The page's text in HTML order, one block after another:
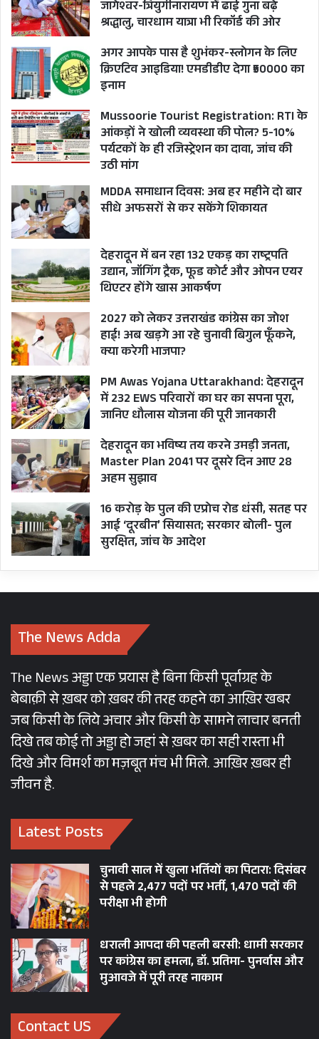
चुपके से मन के एक कोने से
आवाज उठ रही है “न दैन्यं न
पलायनम्” बड़ी उपापोह की
स्थिति में हूंँ, नया वर्ष शायद
रास्ता दिखा दे। मुझे विश्वास
है कि भगवान केदारनाथ जी
इस स्थिति में मेरा मार्गदर्शन
BJP
CM PUSHKAR SINGH DHAMI
CONGRESS
DEVENDRA YADAV
HARAK SINGH RAWAT
HARISH RAWAT
MISSION 2022
PRITAM SINGH
UTTARAKHAND
जागेश्वर-त्रियुगीनारायण में ढाई गुना बढ़े
श्रद्धालु, चारधाम यात्रा भी रिकॉर्ड की ओर
अगर आपके पास है शुभंकर-स्लोगन के लिए
क्रिएटिव आइडिया! एमडीडीए देगा ₹50000 का
इनाम
Mussoorie Tourist Registration: RTI के
आंकड़ों ने खोली व्यवस्था की पोल? 5-10%
पर्यटकों के ही रजिस्ट्रेशन का दावा, जांच की
उठी मांग
MDDA समाधान दिवस: अब हर महीने दो बार
सीधे अफसरों से कर सकेंगे शिकायत
देहरादून में बन रहा 132 एकड़ का राष्ट्रपति
उद्यान, जॉगिंग ट्रैक, फूड कोर्ट और ओपन एयर
थिएटर होंगे खास आकर्षण
2027 को लेकर उत्तराखंड कांग्रेस का जोश
हाई! अब खड़गे आ रहे चुनावी बिगुल फूँकने,
क्या करेगी भाजपा?
PM Awas Yojana Uttarakhand: देहरादून
में 232 EWS परिवारों का घर का सपना पूरा,
जानिए धौलास योजना की पूरी जानकारी
देहरादून का भविष्य तय करने उमड़ी जनता,
Master Plan 2041 पर दूसरे दिन आए 28
अहम सुझाव
16 करोड़ के पुल की एप्रोच रोड धंसी, सतह पर
आई ‘दूरबीन’ सियासत; सरकार बोली- पुल
सुरक्षित, जांच के आदेश
The News Adda
The News अड्डा एक प्रयास है बिना किसी पूर्वाग्रह के
बेबाक़ी से ख़बर को ख़बर की तरह कहने का आख़िर खबर
जब किसी के लिये अचार और किसी के सामने लाचार बनती
दिखे तब कोई तो अड्डा हो जहां से ख़बर का सही रास्ता भी
दिखे और विमर्श का मज़बूत मंच भी मिले. आख़िर ख़बर ही
जीवन है.
Latest Posts
चुनावी साल में खुला भर्तियों का पिटारा: दिसंबर
से पहले 2,477 पदों पर भर्ती, 1,470 पदों की
परीक्षा भी होगी
धराली आपदा की पहली बरसी: धामी सरकार
पर कांग्रेस का हमला, डॉ. प्रतिमा- पुनर्वास और
मुआवजे में पूरी तरह नाकाम
Contact US